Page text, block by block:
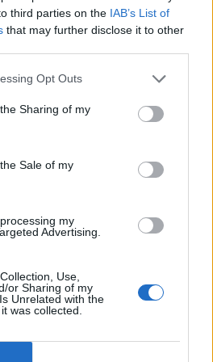
third parties on the IAB’s List of
that may further disclose it to other
Opt Outs
Sharing of my
Sale of my
my
Advertising.
Use,
or Sharing of my
Unrelated with the
was collected.
er under kontrol
Politi
gasledning på Rønnevej 15
til at komme med to